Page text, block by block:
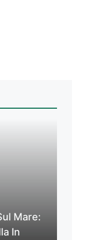
Mare:
In